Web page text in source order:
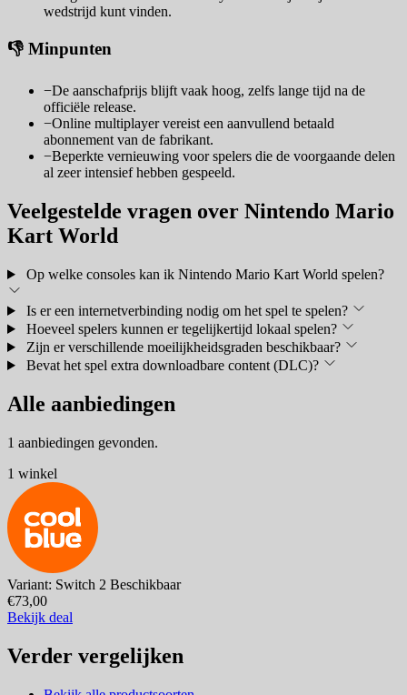
wedstrijd kunt vinden.
👎 Minpunten
−De aanschafprijs blijft vaak hoog, zelfs lange tijd na de
officiële release.
−Online multiplayer vereist een aanvullend betaald
abonnement van de fabrikant.
−Beperkte vernieuwing voor spelers die de voorgaande delen
al zeer intensief hebben gespeeld.
Veelgestelde vragen over Nintendo Mario
Kart World
Op welke consoles kan ik Nintendo Mario Kart World spelen?
Is er een internetverbinding nodig om het spel te spelen?
Hoeveel spelers kunnen er tegelijkertijd lokaal spelen?
Zijn er verschillende moeilijkheidsgraden beschikbaar?
Bevat het spel extra downloadbare content (DLC)?
Alle aanbiedingen
1 aanbiedingen gevonden.
1 winkel
Variant: Switch 2 Beschikbaar
€73,00
Bekijk deal
Verder vergelijken